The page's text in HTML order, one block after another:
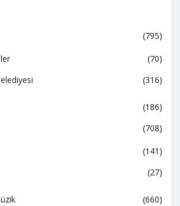
(795)
(70)
(316)
(186)
(708)
(141)
(27)
(660)